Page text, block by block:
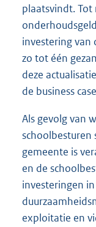
plaatsvindt.
investering van
zo tot één
deze
de business
Als gevolg van
schoolbesturen
gemeente is
en de
investeringen
exploitatie en